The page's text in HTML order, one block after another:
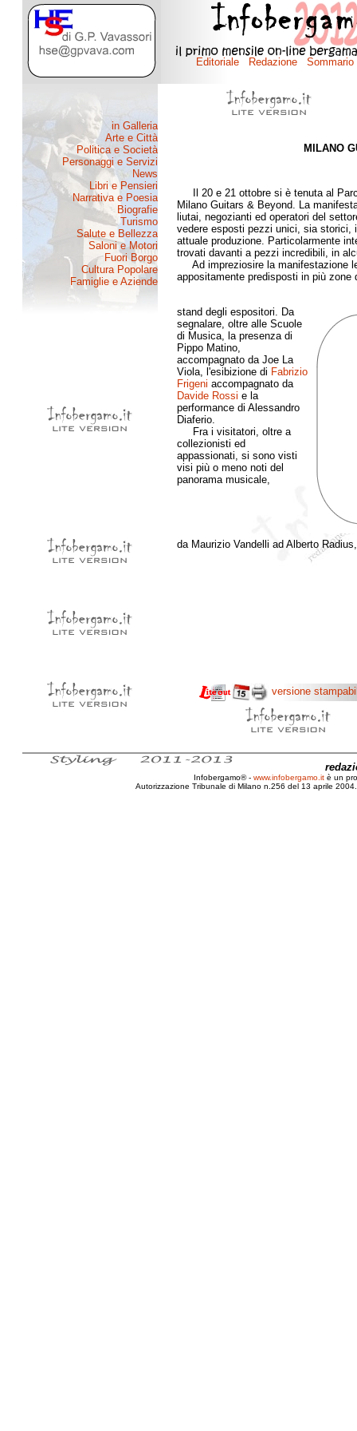
MILANO
Il 20 e 21 ottobre si è tenuta al
Milano Guitars & Beyond. La
liutai, negozianti ed operatori del
vedere esposti pezzi unici, sia storici,
attuale produzione. Particolarmente
trovati davanti a pezzi incredibili, in
Ad impreziosire la manifestazione
appositamente predisposti in più
stand degli espositori. Da
segnalare, oltre alle Scuole
di Musica, la presenza di
Pippo Matino,
accompagnato da Joe La
Viola, l'esibizione di Fabrizio
Frigeni accompagnato da
Davide Rossi e la
performance di Alessandro
Diaferio.
Fra i visitatori, oltre a
collezionisti ed
appassionati, si sono visti
visi più o meno noti del
panorama musicale,
da Maurizio Vandelli ad Alberto
versione
Infobergamo® - www.infobergamo.it è un
Autorizzazione Tribunale di Milano n.256 del 13 aprile